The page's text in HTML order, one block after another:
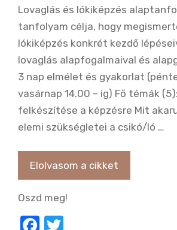
Lovaglás és lókiképzés
tanfolyam célja, hogy
lókiképzés konkrét kezdő
lovaglás alapfogalmaival és
3 nap elmélet és gyakorlat
vasárnap 14.00 – ig) Fő témák
felkészítése a képzésre Mit
elemi szükségletei a csikó/ló …
Elolvasom a cikket
Oszd meg!
F